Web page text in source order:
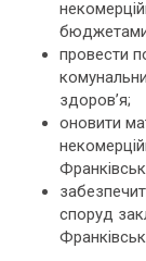
бюджетами
провести
здоров’я;
оновити
споруд